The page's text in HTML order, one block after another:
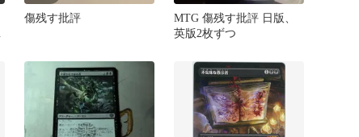
傷残す批評
MTG 傷残す批評 日版、
英版2枚ずつ